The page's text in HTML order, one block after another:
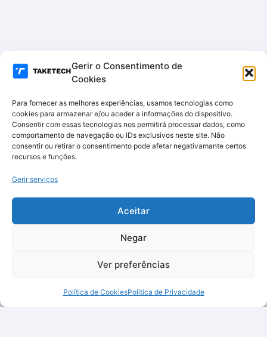
Gerir o Consentimento de
Cookies
Para fornecer as melhores experiências, usamos tecnologias como
cookies para armazenar e/ou aceder a informações do dispositivo.
Consentir com essas tecnologias nos permitirá processar dados, como
comportamento de navegação ou IDs exclusivos neste site. Não
consentir ou retirar o consentimento pode afetar negativamante certos
recursos e funções.
Gerir serviços
Aceitar
Negar
Ver preferências
Política de CookiesPolitica de Privacidade